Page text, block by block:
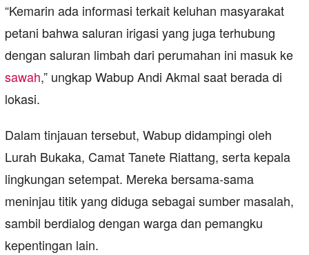
“Kemarin ada informasi terkait keluhan masyarakat
petani bahwa saluran irigasi yang juga terhubung
dengan saluran limbah dari perumahan ini masuk ke
sawah,” ungkap Wabup Andi Akmal saat berada di
lokasi.
Dalam tinjauan tersebut, Wabup didampingi oleh
Lurah Bukaka, Camat Tanete Riattang, serta kepala
lingkungan setempat. Mereka bersama-sama
meninjau titik yang diduga sebagai sumber masalah,
sambil berdialog dengan warga dan pemangku
kepentingan lain.